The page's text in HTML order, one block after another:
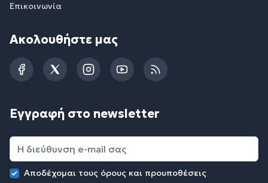
Επικοινωνία
Ακολουθήστε μας
FacebookTwitterInstagramYouTubeRSS
Εγγραφή στο newsletter
Αποδέχομαι τους όρους και προυποθέσεις